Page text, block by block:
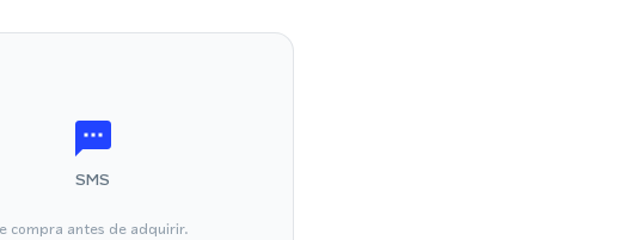
SMS
compra antes de adquirir.